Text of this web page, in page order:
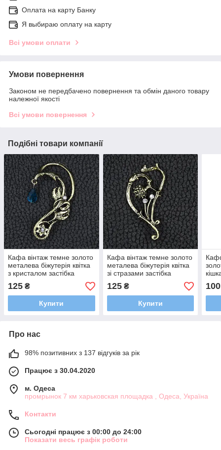
Оплата на карту Банку
Я выбираю оплату на карту
Всі умови оплати
Умови повернення
Законом не передбачено повернення та обмін даного товару
належної якості
Всі умови повернення
Подібні товари компанії
Кафа вінтаж темне золото
металева біжутерія квітка
з кристалом застібка
гвоздик розмір сережки
60х40 мм
125 ₴
Купити
Кафа вінтаж темне золото
металева біжутерія квітка
зі стразами застібка
гвоздик розмір сережки
55х35 мм
125₴
Купити
100
Про нас
98% позитивних з 137 відгуків за рік
Працює з 30.04.2020
м. Одеса
промрынок 7 км харьковская площадка , Одеса, Україна
Контакти
Сьогодні працює з 00:00 до 24:00
Показати весь графік роботи